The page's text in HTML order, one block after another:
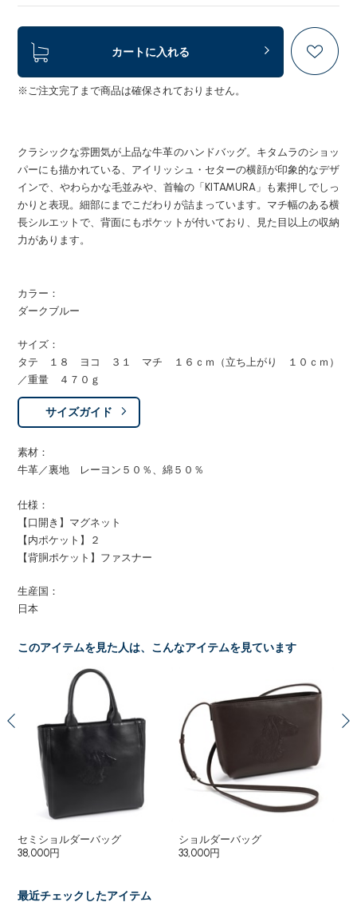
カートに入れる
※ご注文完了まで商品は確保されておりません。
クラシックな雰囲気が上品な牛革のハンドバッグ。キタムラのショッ
パーにも描かれている、アイリッシュ・セターの横顔が印象的なデザ
インで、やわらかな毛並みや、首輪の「KITAMURA」も素押しでしっ
かりと表現。細部にまでこだわりが詰まっています。マチ幅のある横
長シルエットで、背面にもポケットが付いており、見た目以上の収納
力があります。
カラー：
ダークブルー
サイズ：
タテ １８ ヨコ ３１ マチ １６ｃｍ（立ち上がり １０ｃｍ）
／重量 ４７０ｇ
サイズガイド
素材：
牛革／裏地 レーヨン５０％、綿５０％
仕様：
【口開き】マグネット
【内ポケット】２
【背胴ポケット】ファスナー
生産国：
日本
このアイテムを見た人は、こんなアイテムを見ています
セミショルダーバッグ
38,000円
ショルダーバッグ
33,000円
最近チェックしたアイテム